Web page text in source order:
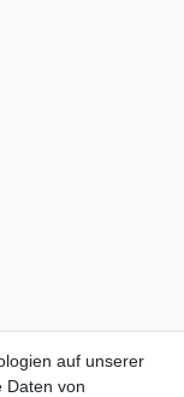
auf unserer
Daten von